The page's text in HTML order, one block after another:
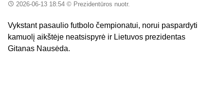
2026-06-13 18:54© Prezidentūros nuotr.
Vykstant pasaulio futbolo čempionatui, norui paspardyti
kamuolį aikštėje neatsispyrė ir Lietuvos prezidentas
Gitanas Nausėda.